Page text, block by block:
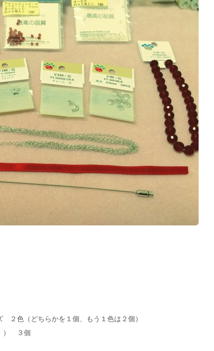
２色（どちらかを１個、もう１色は２個）
） ３個